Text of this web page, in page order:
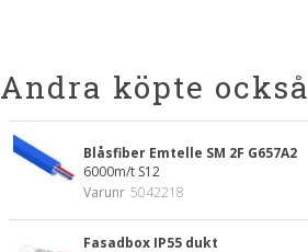
Andra köpte också
Blåsfiber Emtelle SM 2F G657A2
6000m/t S12
Varunr 5042218
Fasadbox IP55 dukt